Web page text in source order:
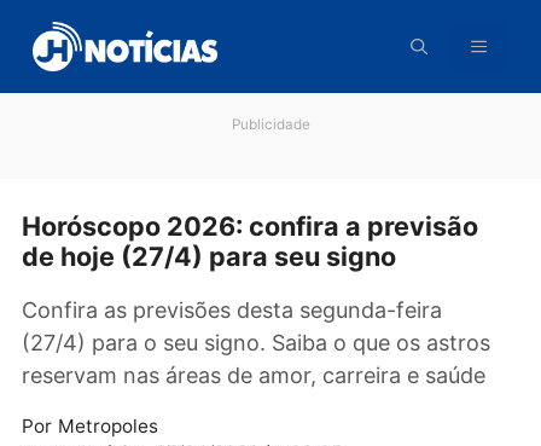
para
conteúdo
Horóscopo 2026: confira a previsão
Confira as previsões desta segunda-feira
(27/4) para o seu signo. Saiba o que os
reservam nas áreas de amor, carreira e saúde